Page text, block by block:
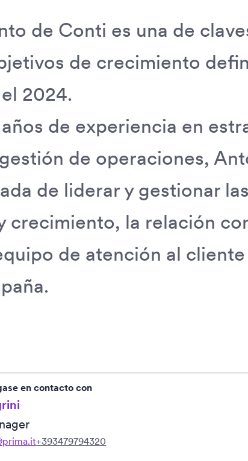
de Conti es una de
de crecimiento
2024.
de experiencia en
de operaciones,
de liderar y gestionar
crecimiento, la relación
de atención al
en contacto con
+393479794320